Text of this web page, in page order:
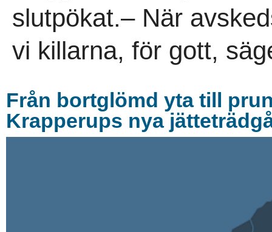
slutpökat.– När
vi killarna, för gott,
Från bortglömd yta till
Krapperups nya